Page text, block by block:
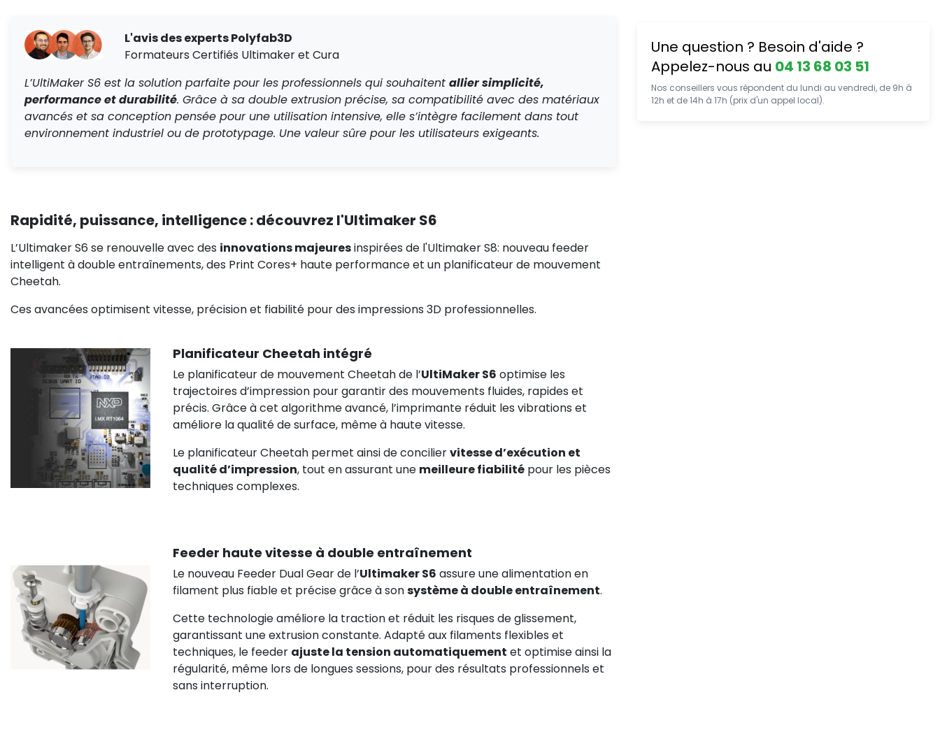
L'avis des experts Polyfab3D
Formateurs Certifiés Ultimaker et Cura
L’UltiMaker S6 est la solution parfaite pour les professionnels qui souhaitent allier simplicité,
performance et durabilité. Grâce à sa double extrusion précise, sa compatibilité avec des matériaux
avancés et sa conception pensée pour une utilisation intensive, elle s’intègre facilement dans tout
environnement industriel ou de prototypage. Une valeur sûre pour les utilisateurs exigeants.
Rapidité, puissance, intelligence : découvrez l'Ultimaker S6
L’Ultimaker S6 se renouvelle avec des innovations majeuresinspirées de l'Ultimaker S8: nouveau feeder
intelligent à double entraînements, des Print Cores+ haute performance et un planificateur de mouvement
Cheetah.
Ces avancées optimisent vitesse, précision et fiabilité pour des impressions 3D professionnelles.
Planificateur Cheetah intégré
Le planificateur de mouvement Cheetah de l’UltiMaker S6 optimise les
trajectoires d’impression pour garantir des mouvements fluides, rapides et
précis. Grâce à cet algorithme avancé, l’imprimante réduit les vibrations et
améliore la qualité de surface, même à haute vitesse.
Le planificateur Cheetah permet ainsi de conciliervitesse d’exécution et
qualité d’impression, tout en assurant une meilleure fiabilité pour les pièces
techniques complexes.
Feeder haute vitesse à double entraînement
Le nouveau Feeder Dual Gear de l’Ultimaker S6 assure une alimentation en
filament plus fiable et précise grâce à sonsystème à double entraînement.
Cette technologie améliore la traction et réduit les risques de glissement,
garantissant une extrusion constante. Adapté aux filaments flexibles et
techniques, le feeder ajuste la tension automatiquement et optimise ainsi la
régularité, même lors de longues sessions, pour des résultats professionnels et
sans interruption.
Une question ? Besoin d'aide ?
Appelez-nous au 04 13 68 03 51
Nos conseillers vous répondent du lundi au vendredi, de 9h à
12h et de 14h à 17h (prix d'un appel local).